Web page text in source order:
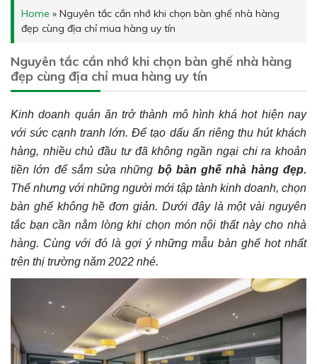
Home » Nguyên tắc cần nhớ khi chọn bàn ghế nhà hàng
đẹp cùng địa chỉ mua hàng uy tín
Nguyên tắc cần nhớ khi chọn bàn ghế nhà hàng
đẹp cùng địa chỉ mua hàng uy tín
Kinh doanh quán ăn trở thành mô hình khá hot hiện nay
với sức cạnh tranh lớn. Để tạo dấu ấn riêng thu hút khách
hàng, nhiều chủ đầu tư đã không ngần ngại chi ra khoản
tiền lớn để sắm sửa những bộ bàn ghế nhà hàng đẹp.
Thế nhưng với những người mới tập tành kinh doanh, chọn
bàn ghế không hề đơn giản. Dưới đây là một vài nguyên
tắc bạn cần nằm lòng khi chọn món nội thất này cho nhà
hàng. Cùng với đó là gợi ý những mẫu bàn ghế hot nhất
trên thị trường năm 2022 nhé.